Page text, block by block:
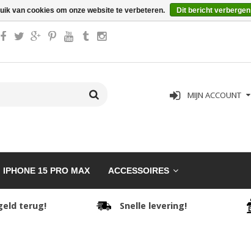
MIJN ACCOUNT
IPHONE 15 PRO MAX ACCESSOIRES
terug! Snelle levering!
van cookies om onze website te verbeteren. Dit bericht verbergen